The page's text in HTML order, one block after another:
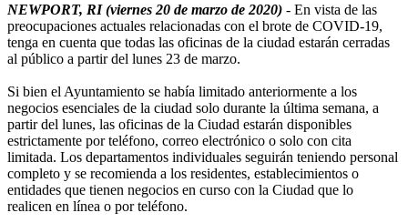
NEWPORT, RI (viernes 20 de marzo de 2020) - En vista de las
preocupaciones actuales relacionadas con el brote de COVID-19,
tenga en cuenta que todas las oficinas de la ciudad estarán cerradas
al público a partir del lunes 23 de marzo.
Si bien el Ayuntamiento se había limitado anteriormente a los
negocios esenciales de la ciudad solo durante la última semana, a
partir del lunes, las oficinas de la Ciudad estarán disponibles
estrictamente por teléfono, correo electrónico o solo con cita
limitada. Los departamentos individuales seguirán teniendo personal
completo y se recomienda a los residentes, establecimientos o
entidades que tienen negocios en curso con la Ciudad que lo
realicen en línea o por teléfono.